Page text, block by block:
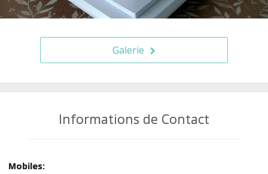
Galerie
Informations de Contact
Mobiles: